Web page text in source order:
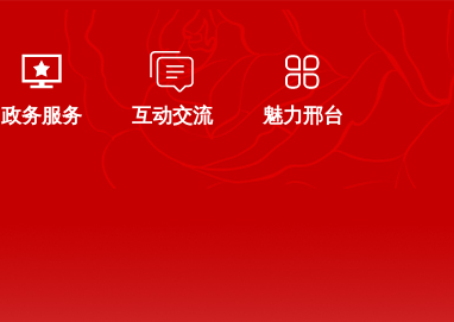
政务服务 互动交流 魅力邢台